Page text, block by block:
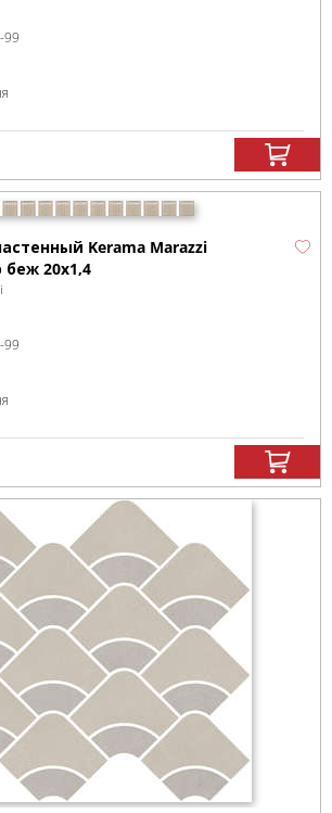
-99
Kerama Marazzi
20х1,4
-99